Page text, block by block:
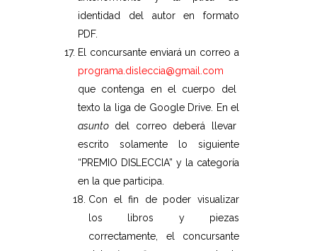
identidad del autor en formato
PDF.
El concursante enviará un correo a
programa.disleccia@gmail.com
que contenga en el cuerpo del
texto la liga de Google Drive. En el
asunto del correo deberá llevar
escrito solamente lo siguiente
“PREMIO DISLECCIA” y la categoría
en la que participa.
Con el fin de poder visualizar
los libros y piezas
correctamente, el concursante